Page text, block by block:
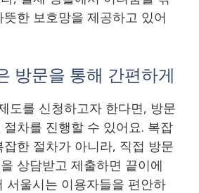
한 보호망을 제공하고 있어
방문을 통해 간편하게
도를 신청하고자 한다면, 방문
차를 진행할 수 있어요. 복잡
한 절차가 아니라, 직접 방문
상담받고 제출하면 끝이에
서울시는 이용자들을 편안하